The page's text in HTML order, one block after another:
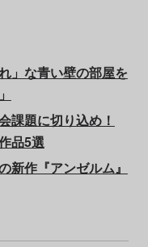
」な青い壁の部屋を
課題に切り込め！
品5選
新作『アンゼルム』